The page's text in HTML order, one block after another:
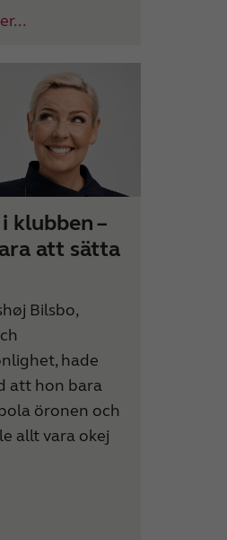
klubben –
att sätta
Bilsbo,
hade
att hon bara
öronen och
allt vara okej